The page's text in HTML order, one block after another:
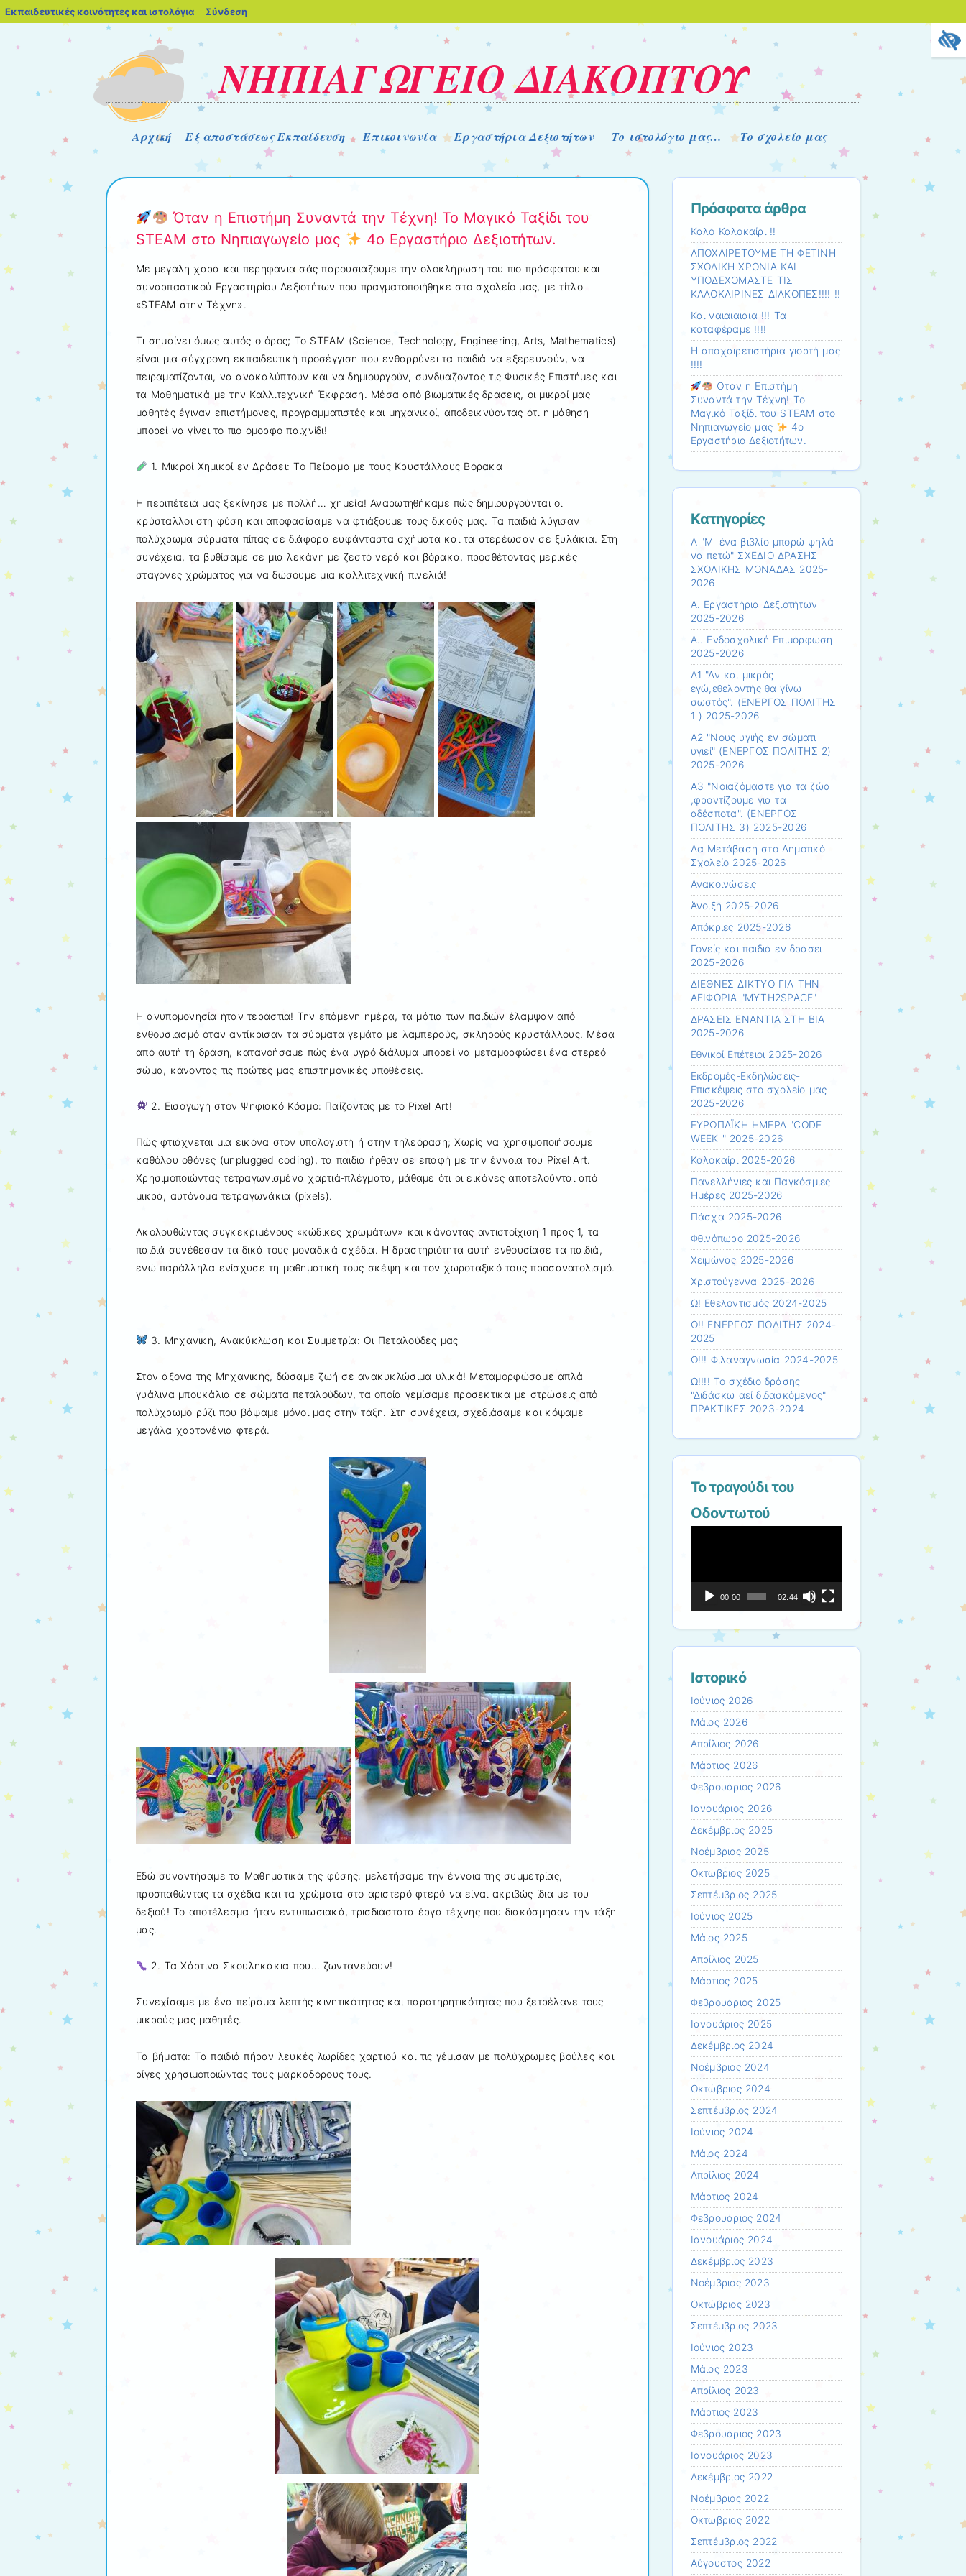
Εκπαιδευτικές κοινότητες και ιστολόγια blogs.sch.gr
Σύνδεση
ΝΗΠΙΑΓΩΓΕΙΟ ΔΙΑΚΟΠΤΟΥ
Μενού
Μετάβαση στο περιεχόμενο
Αρχική Εξ αποστάσεως Εκπαίδευση Επικοινωνία Εργαστήρια Δεξιοτήτων Το ιστολόγιο μας… Το σχολείο μας
Όταν η Επιστήμη Συναντά την Τέχνη! Το Μαγικό Ταξίδι του
STEAM στο Νηπιαγωγείο μας
4ο Εργαστήριο Δεξιοτήτων.
Με μεγάλη χαρά και περηφάνια σάς παρουσιάζουμε την ολοκλήρωση του πιο πρόσφατου και
συναρπαστικού Εργαστηρίου Δεξιοτήτων που πραγματοποιήθηκε στο σχολείο μας, με τίτλο
«STEAM στην Τέχνη».
Τι σημαίνει όμως αυτός ο όρος; Το STEAM (Science, Technology, Engineering, Arts, Mathematics)
είναι μια σύγχρονη εκπαιδευτική προσέγγιση που ενθαρρύνει τα παιδιά να εξερευνούν, να
πειραματίζονται, να ανακαλύπτουν και να δημιουργούν, συνδυάζοντας τις Φυσικές Επιστήμες και
τα Μαθηματικά με την Καλλιτεχνική Έκφραση. Μέσα από βιωματικές δράσεις, οι μικροί μας
μαθητές έγιναν επιστήμονες, προγραμματιστές και μηχανικοί, αποδεικνύοντας ότι η μάθηση
μπορεί να γίνει το πιο όμορφο παιχνίδι!
1. Μικροί Χημικοί εν Δράσει: Το Πείραμα με τους Κρυστάλλους Βόρακα
Η περιπέτειά μας ξεκίνησε με πολλή… χημεία! Αναρωτηθήκαμε πώς δημιουργούνται οι
κρύσταλλοι στη φύση και αποφασίσαμε να φτιάξουμε τους δικούς μας. Τα παιδιά λύγισαν
πολύχρωμα σύρματα πίπας σε διάφορα ευφάνταστα σχήματα και τα στερέωσαν σε ξυλάκια. Στη
συνέχεια, τα βυθίσαμε σε μια λεκάνη με ζεστό νερό και βόρακα, προσθέτοντας μερικές
σταγόνες χρώματος για να δώσουμε μια καλλιτεχνική πινελιά!
Η ανυπομονησία ήταν τεράστια! Την επόμενη ημέρα, τα μάτια των παιδιών έλαμψαν από
ενθουσιασμό όταν αντίκρισαν τα σύρματα γεμάτα με λαμπερούς, σκληρούς κρυστάλλους. Μέσα
από αυτή τη δράση, κατανοήσαμε πώς ένα υγρό διάλυμα μπορεί να μεταμορφώσει ένα στερεό
σώμα, κάνοντας τις πρώτες μας επιστημονικές υποθέσεις.
2. Εισαγωγή στον Ψηφιακό Κόσμο: Παίζοντας με το Pixel Art!
Πώς φτιάχνεται μια εικόνα στον υπολογιστή ή στην τηλεόραση; Χωρίς να χρησιμοποιήσουμε
καθόλου οθόνες (unplugged coding), τα παιδιά ήρθαν σε επαφή με την έννοια του Pixel Art.
Χρησιμοποιώντας τετραγωνισμένα χαρτιά-πλέγματα, μάθαμε ότι οι εικόνες αποτελούνται από
μικρά, αυτόνομα τετραγωνάκια (pixels).
Ακολουθώντας συγκεκριμένους «κώδικες χρωμάτων» και κάνοντας αντιστοίχιση 1 προς 1, τα
παιδιά συνέθεσαν τα δικά τους μοναδικά σχέδια. Η δραστηριότητα αυτή ενθουσίασε τα παιδιά,
ενώ παράλληλα ενίσχυσε τη μαθηματική τους σκέψη και τον χωροταξικό τους προσανατολισμό.
3. Μηχανική, Ανακύκλωση και Συμμετρία: Οι Πεταλούδες μας
Στον άξονα της Μηχανικής, δώσαμε ζωή σε ανακυκλώσιμα υλικά! Μεταμορφώσαμε απλά
γυάλινα μπουκάλια σε σώματα πεταλούδων, τα οποία γεμίσαμε προσεκτικά με στρώσεις από
πολύχρωμο ρύζι που βάψαμε μόνοι μας στην τάξη. Στη συνέχεια, σχεδιάσαμε και κόψαμε
μεγάλα χαρτονένια φτερά.
Εδώ συναντήσαμε τα Μαθηματικά της φύσης: μελετήσαμε την έννοια της συμμετρίας,
προσπαθώντας τα σχέδια και τα χρώματα στο αριστερό φτερό να είναι ακριβώς ίδια με του
δεξιού! Το αποτέλεσμα ήταν εντυπωσιακά, τρισδιάστατα έργα τέχνης που διακόσμησαν την τάξη
μας.
2. Τα Χάρτινα Σκουληκάκια που… ζωντανεύουν!
Συνεχίσαμε με ένα πείραμα λεπτής κινητικότητας και παρατηρητικότητας που ξετρέλανε τους
μικρούς μας μαθητές.
Τα βήματα: Τα παιδιά πήραν λευκές λωρίδες χαρτιού και τις γέμισαν με πολύχρωμες βούλες και
ρίγες χρησιμοποιώντας τους μαρκαδόρους τους.
Πρόσφατα άρθρα
Καλό Καλοκαίρι !!
ΑΠΟΧΑΙΡΕΤΟΥΜΕ ΤΗ ΦΕΤΙΝΗ
ΣΧΟΛΙΚΗ ΧΡΟΝΙΑ ΚΑΙ
ΥΠΟΔΕΧΟΜΑΣΤΕ ΤΙΣ
ΚΑΛΟΚΑΙΡΙΝΕΣ ΔΙΑΚΟΠΕΣ!!!! !!
Και ναιαιαιαια !!! Τα
καταφέραμε !!!!
Η αποχαιρετιστήρια γιορτή μας
!!!!
Όταν η Επιστήμη
Συναντά την Τέχνη! Το
Μαγικό Ταξίδι του STEAM στο
Νηπιαγωγείο μας
4ο
Εργαστήριο Δεξιοτήτων.
Kατηγορίες
Α "Μ' ένα βιβλίο μπορώ ψηλά
να πετώ" ΣΧΕΔΙΟ ΔΡΑΣΗΣ
ΣΧΟΛΙΚΗΣ ΜΟΝΑΔΑΣ 2025-
2026
Α. Εργαστήρια Δεξιοτήτων
2025-2026
Α.. Ενδοσχολική Επιμόρφωση
2025-2026
Α1 "Αν και μικρός
εγώ,εθελοντής θα γίνω
σωστός". (ΕΝΕΡΓΟΣ ΠΟΛΙΤΗΣ
1 ) 2025-2026
Α2 "Νους υγιής εν σώματι
υγιεί" (ΕΝΕΡΓΟΣ ΠΟΛΙΤΗΣ 2)
2025-2026
Α3 "Νοιαζόμαστε για τα ζώα
,φροντίζουμε για τα
αδέσποτα". (ΕΝΕΡΓΟΣ
ΠΟΛΙΤΗΣ 3) 2025-2026
Αα Μετάβαση στο Δημοτικό
Σχολείο 2025-2026
Ανακοινώσεις
Άνοιξη 2025-2026
Απόκριες 2025-2026
Γονείς και παιδιά εν δράσει
2025-2026
ΔΙΕΘΝΕΣ ΔΙΚΤΥΟ ΓΙΑ ΤΗΝ
ΑΕΙΦΟΡΙΑ "MYTH2SPACE"
ΔΡΑΣΕΙΣ ΕΝΑΝΤΙΑ ΣΤΗ ΒΙΑ
2025-2026
Εθνικοί Επέτειοι 2025-2026
Εκδρομές-Εκδηλώσεις-
Επισκέψεις στο σχολείο μας
2025-2026
ΕΥΡΩΠΑΪΚΗ ΗΜΕΡΑ "CODE
WEEK " 2025-2026
Καλοκαίρι 2025-2026
Πανελλήνιες και Παγκόσμιες
Ημέρες 2025-2026
Πάσχα 2025-2026
Φθινόπωρο 2025-2026
Χειμώνας 2025-2026
Χριστούγεννα 2025-2026
Ω! Εθελοντισμός 2024-2025
Ω!! ΕΝΕΡΓΟΣ ΠΟΛΙΤΗΣ 2024-
2025
Ω!!! Φιλαναγνωσία 2024-2025
Ω!!!! Το σχέδιο δράσης
"Διδάσκω αεί διδασκόμενος"
ΠΡΑΚΤΙΚΕΣ 2023-2024
Το τραγούδι του
Οδοντωτού
00:00 02:44
Ιστορικό
Ιούνιος 2026
Μάιος 2026
Απρίλιος 2026
Μάρτιος 2026
Φεβρουάριος 2026
Ιανουάριος 2026
Δεκέμβριος 2025
Νοέμβριος 2025
Οκτώβριος 2025
Σεπτέμβριος 2025
Ιούνιος 2025
Μάιος 2025
Απρίλιος 2025
Μάρτιος 2025
Φεβρουάριος 2025
Ιανουάριος 2025
Δεκέμβριος 2024
Νοέμβριος 2024
Οκτώβριος 2024
Σεπτέμβριος 2024
Ιούνιος 2024
Μάιος 2024
Απρίλιος 2024
Μάρτιος 2024
Φεβρουάριος 2024
Ιανουάριος 2024
Δεκέμβριος 2023
Νοέμβριος 2023
Οκτώβριος 2023
Σεπτέμβριος 2023
Ιούνιος 2023
Μάιος 2023
Απρίλιος 2023
Μάρτιος 2023
Φεβρουάριος 2023
Ιανουάριος 2023
Δεκέμβριος 2022
Νοέμβριος 2022
Οκτώβριος 2022
Σεπτέμβριος 2022
Αύγουστος 2022